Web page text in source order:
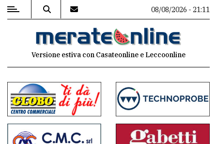
MENU
commenti
Contenuti
del
08/08/2026 - 21:11
Versione estiva con Casateonline e Leccoonline